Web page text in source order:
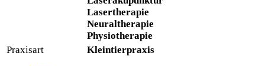
Lasertherapie
Neuraltherapie
Physiotherapie
Praxisart
Kleintierpraxis